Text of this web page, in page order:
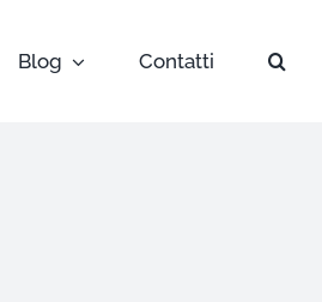
Blog Contatti